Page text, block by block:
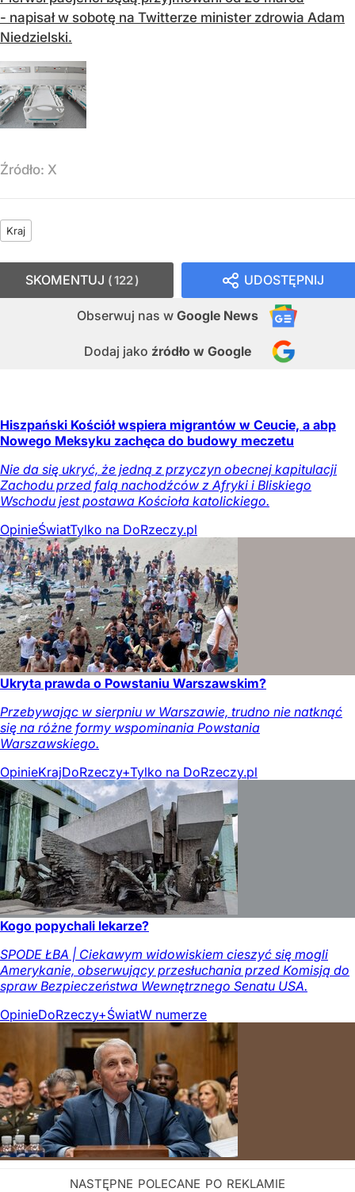
- napisał w sobotę na Twitterze minister zdrowia Adam
Niedzielski.
Źródło: X
Kraj
UDOSTĘPNIJ
Obserwuj nas w Google News
Dodaj jako źródło w Google
SKOMENTUJ 122
Hiszpański Kościół wspiera migrantów w Ceucie, a abp
Nowego Meksyku zachęca do budowy meczetu
Nie da się ukryć, że jedną z przyczyn obecnej kapitulacji
Zachodu przed falą nachodźców z Afryki i Bliskiego
Wschodu jest postawa Kościoła katolickiego.
OpinieŚwiatTylko na DoRzeczy.pl
Ukryta prawda o Powstaniu Warszawskim?
Przebywając w sierpniu w Warszawie, trudno nie natknąć
się na różne formy wspominania Powstania
Warszawskiego.
OpinieKrajDoRzeczy+Tylko na DoRzeczy.pl
Kogo popychali lekarze?
SPODE ŁBA | Ciekawym widowiskiem cieszyć się mogli
Amerykanie, obserwujący przesłuchania przed Komisją do
spraw Bezpieczeństwa Wewnętrznego Senatu USA.
OpinieDoRzeczy+ŚwiatW numerze